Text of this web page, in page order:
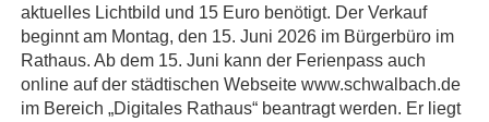
aktuelles Lichtbild und 15 Euro benötigt. Der Verkauf
beginnt am Montag, den 15. Juni 2026 im Bürgerbüro im
Rathaus. Ab dem 15. Juni kann der Ferienpass auch
online auf der städtischen Webseite www.schwalbach.de
im Bereich „Digitales Rathaus“ beantragt werden. Er liegt